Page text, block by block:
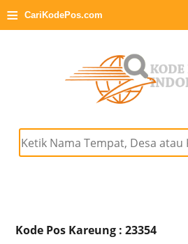
≡ CariKodePos.com
Kode Pos Kareung : 23354